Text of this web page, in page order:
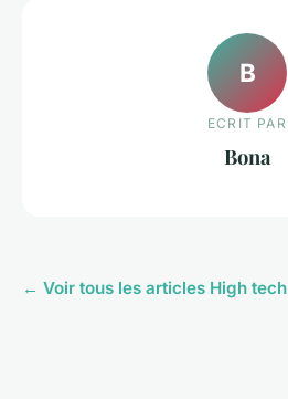
B
ECRIT PAR
Bona
← Voir tous les articles High tech